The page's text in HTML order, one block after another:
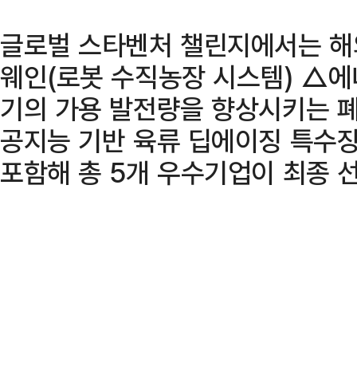
글로벌 스타벤처 챌린지에서는
웨인(로봇 수직농장 시스템) △
기의 가용 발전량을 향상시키는
공지능 기반 육류 딥에이징 특수
포함해 총 5개 우수기업이 최종